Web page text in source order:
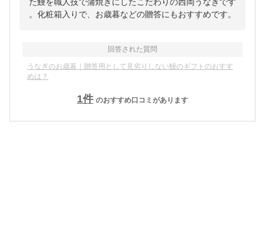
。化粧箱入りで、お歳暮などの贈答にもおすすめです。
回答された質問
うなぎのお歳暮｜贈答用として見劣りしない鰻のギフトのおすす
めは？
1件 のおすすめ口コミがあります